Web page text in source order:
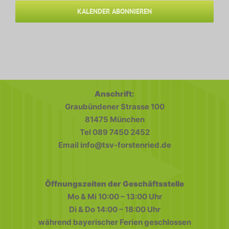
KALENDER ABONNIEREN
Anschrift:
Graubündener Strasse 100
81475 München
Tel 089 7450 2452
Email info@tsv-forstenried.de
Öffnungszeiten der Geschäftsstelle
Mo & Mi 10:00 – 13:00 Uhr
Di & Do 14:00 – 18:00 Uhr
während bayerischer Ferien geschlossen